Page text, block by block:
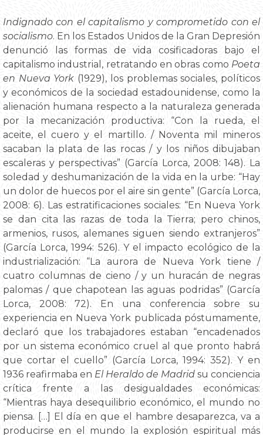
Indignado con el capitalismo y comprometido con el
socialismo. En los Estados Unidos de la Gran Depresión
denunció las formas de vida cosificadoras bajo el
capitalismo industrial, retratando en obras como Poeta
en Nueva York (1929), los problemas sociales, políticos
y económicos de la sociedad estadounidense, como la
alienación humana respecto a la naturaleza generada
por la mecanización productiva: “Con la rueda, el
aceite, el cuero y el martillo. / Noventa mil mineros
sacaban la plata de las rocas / y los niños dibujaban
escaleras y perspectivas” (García Lorca, 2008: 148). La
soledad y deshumanización de la vida en la urbe: “Hay
un dolor de huecos por el aire sin gente” (García Lorca,
2008: 6). Las estratificaciones sociales: “En Nueva York
se dan cita las razas de toda la Tierra; pero chinos,
armenios, rusos, alemanes siguen siendo extranjeros”
(García Lorca, 1994: 526). Y el impacto ecológico de la
industrialización: “La aurora de Nueva York tiene /
cuatro columnas de cieno / y un huracán de negras
palomas / que chapotean las aguas podridas” (García
Lorca, 2008: 72). En una conferencia sobre su
experiencia en Nueva York publicada póstumamente,
declaró que los trabajadores estaban “encadenados
por un sistema económico cruel al que pronto habrá
que cortar el cuello” (García Lorca, 1994: 352). Y en
1936 reafirmaba en El Heraldo de Madrid su conciencia
crítica frente a las desigualdades económicas:
“Mientras haya desequilibrio económico, el mundo no
piensa. […] El día en que el hambre desaparezca, va a
producirse en el mundo la explosión espiritual más